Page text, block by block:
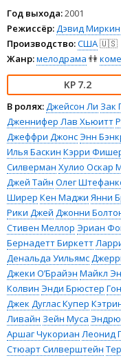
Год выхода:2001
Режиссёр:Дэвид Миркин
Производство:США🇺🇸
Жанр:мелодрама 👫
7.2
В ролях:Джейсон Ли Зак
Дженнифер Лав Хьюитт
Джеффри ДжонсЭнн
Илья Баскин Кэрри
Силверман Хулио Оскар
Джей Тайн Олег
Ширер Кен Маджи Янни
Рики Джей Джонни
Стивен Меллор Эриан
Бернадетт Биркетт
Денальда Уильямс
Джеки О’Брайэн Майкл
Колвин Энди Брюстер
Джек Дуглас Купер
Ливайн Зейн Муса
Аршаг Чукориан Леонид
Стюарт Силверштейн